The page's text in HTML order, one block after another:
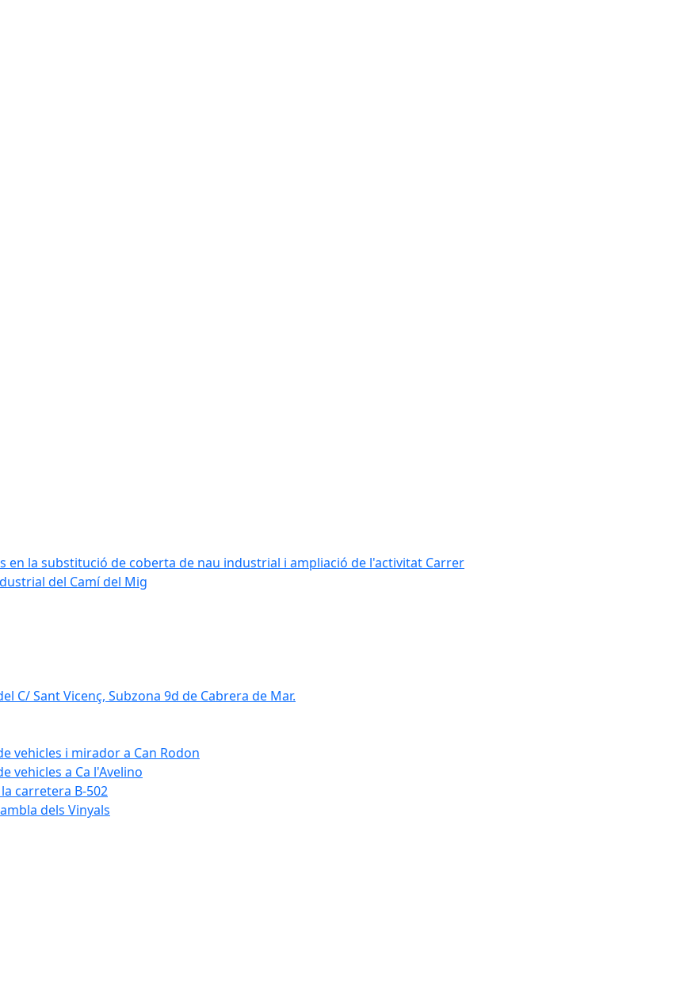
en la substitució de coberta de nau industrial i ampliació de l'activitat Carrer
del Camí del Mig
C/ Sant Vicenç, Subzona 9d de Cabrera de Mar.
vehicles i mirador a Can Rodon
vehicles a Ca l'Avelino
carretera B-502
dels Vinyals